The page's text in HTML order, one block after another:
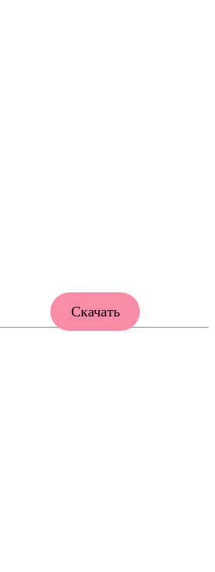
Скачать